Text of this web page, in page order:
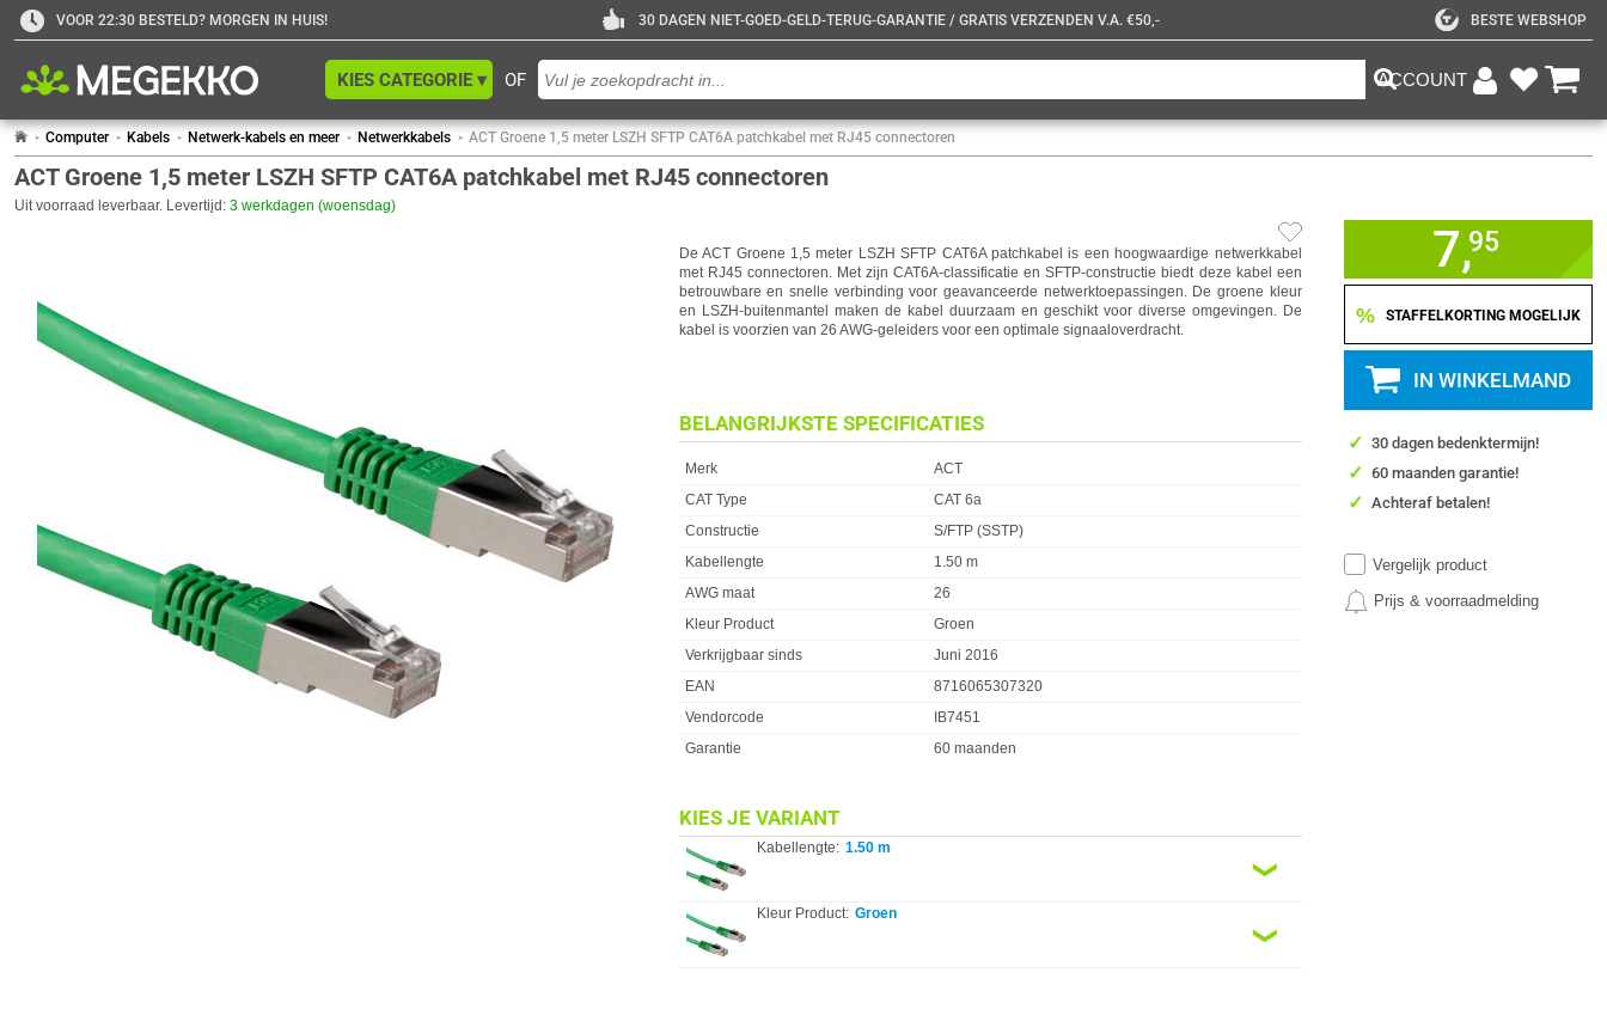
VOOR 22:30 BESTELD? MORGEN IN HUIS! 30 DAGEN NIET-GOED-GELD-TERUG-GARANTIE / GRATIS VERZENDEN V.A. €50,- BESTE WEBSHOP
OF
KIES CATEGORIE ▾ ACCOUNT
Computer Kabels Netwerk-kabels en meer Netwerkkabels ACT Groene 1,5 meter LSZH SFTP CAT6A patchkabel met RJ45 connectoren
ACT Groene 1,5 meter LSZH SFTP CAT6A patchkabel met RJ45 connectoren
Uit voorraad leverbaar. Levertijd: 3 werkdagen (woensdag)
De ACT Groene 1,5 meter LSZH SFTP CAT6A patchkabel is een hoogwaardige netwerkkabel
met RJ45 connectoren. Met zijn CAT6A-classificatie en SFTP-constructie biedt deze kabel een
betrouwbare en snelle verbinding voor geavanceerde netwerktoepassingen. De groene kleur
en LSZH-buitenmantel maken de kabel duurzaam en geschikt voor diverse omgevingen. De
kabel is voorzien van 26 AWG-geleiders voor een optimale signaaloverdracht.
BELANGRIJKSTE SPECIFICATIES
Eigenschap
Merk
ACT
CAT Type
CAT 6a
Constructie
S/FTP (SSTP)
Kabellengte
1.50 m
AWG maat
26
Kleur Product
Groen
Verkrijgbaar sinds
Juni 2016
EAN
8716065307320
Vendorcode
IB7451
Garantie
60 maanden
KIES JE VARIANT
Kabellengte: 1.50 m
❮
Kleur Product: Groen
❮
7,95
% STAFFELKORTING MOGELIJK
IN WINKELMAND
✓ 30 dagen bedenktermijn!
✓ 60 maanden garantie!
✓ Achteraf betalen!
Vergelijk product
Prijs & voorraadmelding